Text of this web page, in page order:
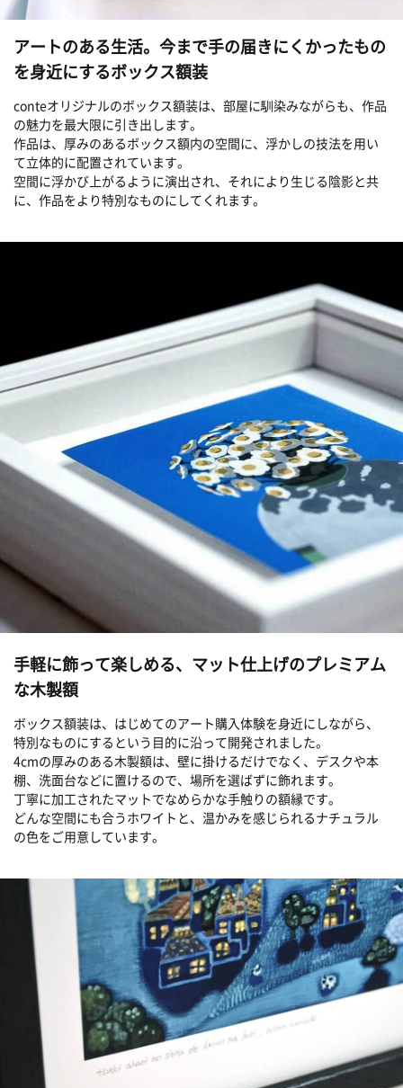
アートのある生活。今まで手の届きにくかったもの
を身近にするボックス額装
conteオリジナルのボックス額装は、部屋に馴染みながらも、作品
の魅力を最大限に引き出します。
作品は、厚みのあるボックス額内の空間に、浮かしの技法を用い
て立体的に配置されています。
空間に浮かび上がるように演出され、それにより生じる陰影と共
に、作品をより特別なものにしてくれます。
手軽に飾って楽しめる、マット仕上げのプレミアム
な木製額
ボックス額装は、はじめてのアート購入体験を身近にしながら、
特別なものにするという目的に沿って開発されました。
4cmの厚みのある木製額は、壁に掛けるだけでなく、デスクや本
棚、洗面台などに置けるので、場所を選ばずに飾れます。
丁寧に加工されたマットでなめらかな手触りの額縁です。
どんな空間にも合うホワイトと、温かみを感じられるナチュラル
の色をご用意しています。